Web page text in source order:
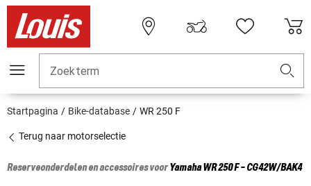
Zoekterm
Startpagina Bike-database WR 250 F
Terug naar motorselectie
Reserveonderdelen en accessoires voorYamahaWR 250 F - CG42W/BAK4